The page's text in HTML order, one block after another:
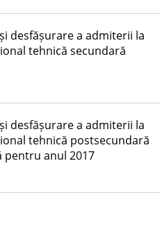
desfășurare a admiterii la
tehnică secundară
desfășurare a admiterii la
tehnică postsecundară
anul 2017